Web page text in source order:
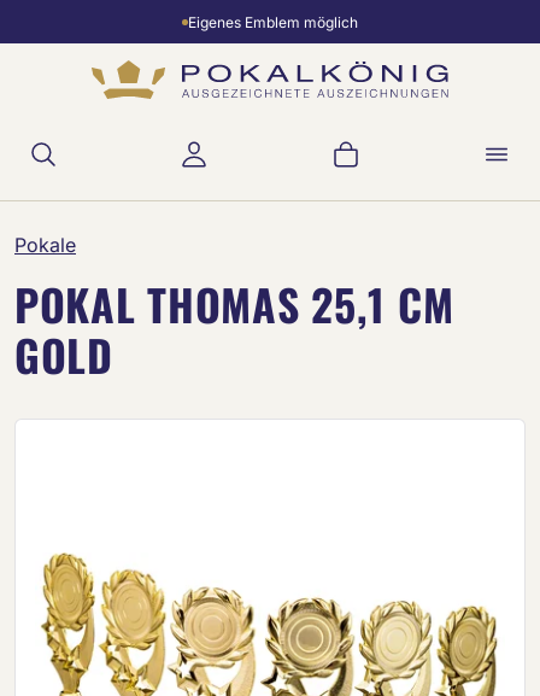
Zum Hauptinhalt springenEigenes Emblem möglich
Warenkorb
Pokale
POKAL THOMAS 25,1 CM
GOLD